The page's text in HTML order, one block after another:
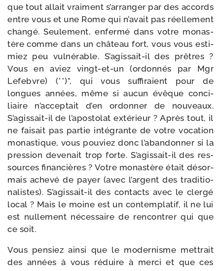
que tout allait vrai­ment s’ar­ran­ger par des accords
entre vous et une Rome qui n’a­vait pas réel­le­ment
chan­gé. Seulement, enfer­mé dans votre monas­
tère comme dans un châ­teau fort, vous vous esti­
miez peu vul­né­rable. S’agissait-​il des prêtres ?
Vous en aviez vingt-​et-​un (ordon­nés par Mgr
Lefebvre) (**)”, qui vous suf­fi­raient pour de
longues années, même si aucun évêque conci­
liaire n’ac­cep­tait d’en ordon­ner de nou­veaux.
S’agissait-​il de l’a­pos­to­lat exté­rieur ? Après tout, il
ne fai­sait pas par­tie inté­grante de votre voca­tion
monas­tique, vous pou­viez donc l’a­ban­don­ner si la
pres­sion deve­nait trop forte. S’agissait-​il des res­
sources finan­cières ? Votre monas­tère était désor­
mais ache­vé de payer (avec l’argent des tra­di­tio­
na­listes). S’agissait-​il des contacts avec le cler­gé
local ? Mais le moine est un contem­pla­tif, il ne lui
est nul­le­ment néces­saire de ren­con­trer qui que
ce soit.
Vous pen­siez ain­si que le moder­nisme met­trait
des années à vous réduire à mer­ci et que ces